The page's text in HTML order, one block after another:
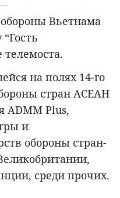
Вьетнама
телемоста.
на полях 14-го
стран АСЕАН
ADMM Plus,
и
обороны стран-
среди прочих.